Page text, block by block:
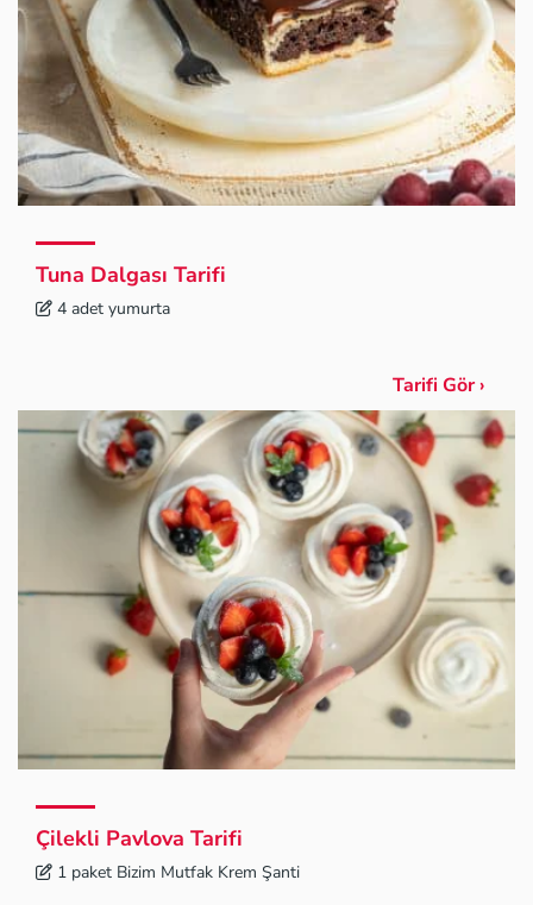
Tuna Dalgası Tarifi
4 adet yumurta
Tarifi Gör ›
Çilekli Pavlova Tarifi
1 paket Bizim Mutfak Krem Şanti